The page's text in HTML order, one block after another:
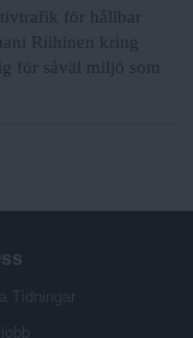
för hållbar
Riihinen kring
för såväl miljö som